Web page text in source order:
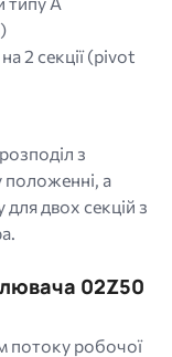
2 секції (pivot
з
положенні, а
для двох секцій з
02Z50
потоку робочої